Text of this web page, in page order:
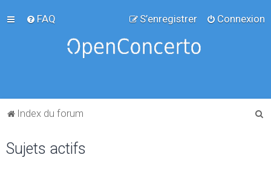
FAQ Connexion
S’enregistrer
Index du forum
Sujets actifs